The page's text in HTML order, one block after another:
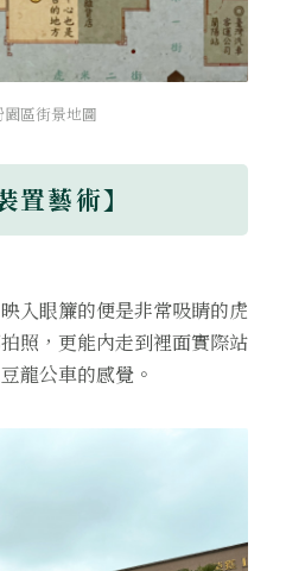
園區街景地圖
置藝術】
入眼簾的便是非常吸睛的虎
照，更能內走到裡面實際站
龍公車的感覺。